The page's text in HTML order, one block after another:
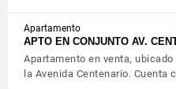
Apartamento
APTO EN CONJUNTO AV.
Apartamento en venta,
la Avenida Centenario.